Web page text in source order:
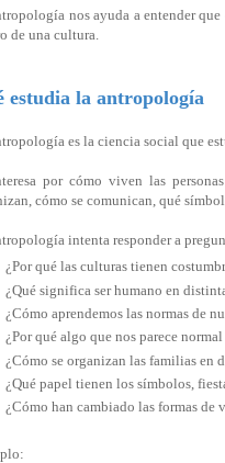
nos ayuda a entender
de una cultura.
estudia la antropología
es la ciencia social que
por cómo viven las
cómo se comunican, qué
intenta responder a
¿Por qué las culturas tienen
¿Qué significa ser humano en
¿Cómo aprendemos las normas de
¿Por qué algo que nos parece
¿Cómo se organizan las familias en
¿Qué papel tienen los símbolos,
¿Cómo han cambiado las formas de